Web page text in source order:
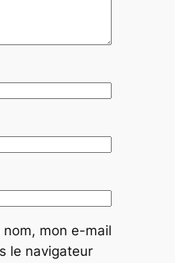
nom, mon e-mail
le navigateur